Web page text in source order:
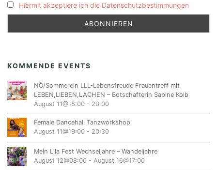
Hiermit akzeptiere ich die Datenschutzbestimmungen
KOMMENDE EVENTS
NÖ/Sommerein LLL-Lebensfreude Frauentreff mit
LEBEN,LIEBEN,LACHEN – Botschafterin Sabine Kolb
August 11@18:00 - 20:00
Female Dancehall Tanzworkshop
August 11@19:00 - 20:30
Mein Lila Fest Wechseljahre – Wandeljahre
August 12@08:00 - August 16@17:00